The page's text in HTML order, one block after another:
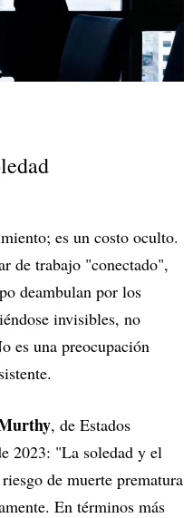
es un costo oculto.
de trabajo "conectado",
deambulan por los
invisibles, no
es una preocupación
, de Estados
2023: "La soledad y el
de muerte prematura
En términos más